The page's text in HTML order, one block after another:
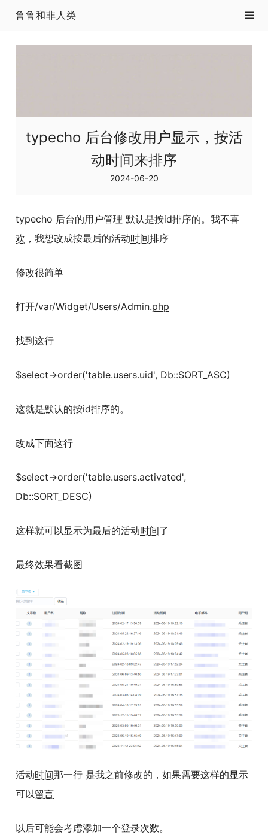
鲁鲁和非人类
typecho 后台修改用户显示，按活
动时间来排序
2024-06-20
typecho 后台的用户管理 默认是按id排序的。我不喜
欢 ，我想改成按最后的活动时间排序
修改很简单
打开/var/Widget/Users/Admin.php
找到这行
$select->order('table.users.uid', Db::SORT_ASC)
这就是默认的按id排序的。
改成下面这行
$select->order('table.users.activated',
Db::SORT_DESC)
这样就可以显示为最后的活动时间了
最终效果看截图
活动时间那一行 是我之前修改的，如果需要这样的显示
可以留言
以后可能会考虑添加一个登录次数。